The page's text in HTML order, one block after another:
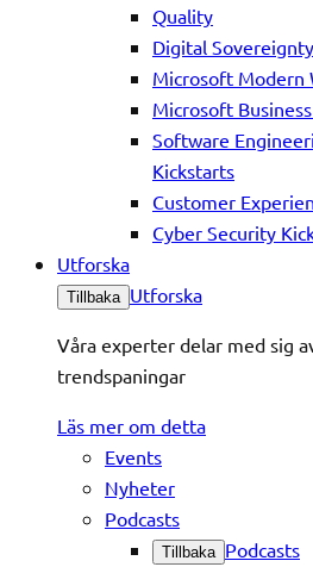
Quality
Digital
Microsoft Modern
Microsoft
Software
Kickstarts
Customer
Cyber Security
Utforska
Tillbaka Utforska
Våra experter delar med sig
trendspaningar
Läs mer om detta
Events
Nyheter
Podcasts
Tillbaka Podcasts